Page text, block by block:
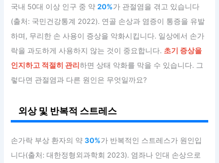
국내 50대 이상 인구 중 약20%가 관절염을 겪고 있습니다
(출처: 국민건강통계 2022). 연골 손상과 염증이 통증을 유발
하며, 무리한 손 사용이 증상을 악화시킵니다. 일상에서 손가
락을 과도하게 사용하지 않는 것이 중요합니다. 초기 증상을
인지하고 적절히 관리하면 상태 악화를 막을 수 있습니다. 그
렇다면 관절염과 다른 원인은 무엇일까요?
외상 및 반복적 스트레스
손가락 부상 환자의 약30%가 반복적인 스트레스가 원인입
니다(출처: 대한정형외과학회 2023). 염좌나 인대 손상으로